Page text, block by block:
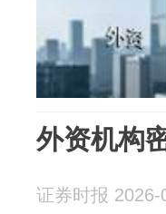
外资机构
证券时报 2026-